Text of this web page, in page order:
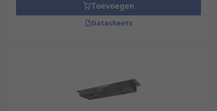
Toevoegen
Datasheets